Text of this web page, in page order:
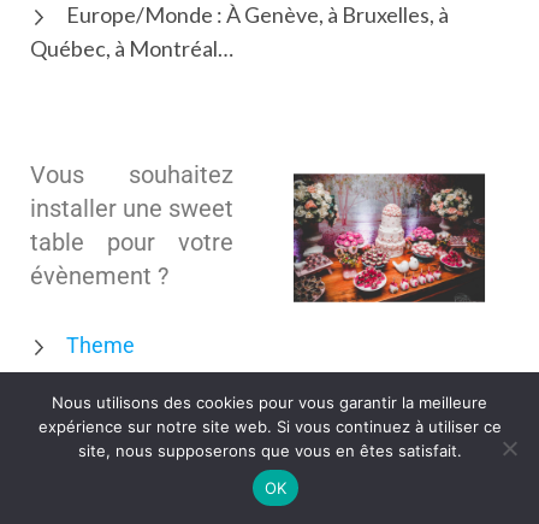
Europe/Monde : À Genève, à Bruxelles, à
Québec, à Montréal…
Vous souhaitez
installer une sweet
table pour votre
évènement ?
Theme
Décoration
Nous utilisons des cookies pour vous garantir la meilleure
expérience sur notre site web. Si vous continuez à utiliser ce
site, nous supposerons que vous en êtes satisfait.
OK